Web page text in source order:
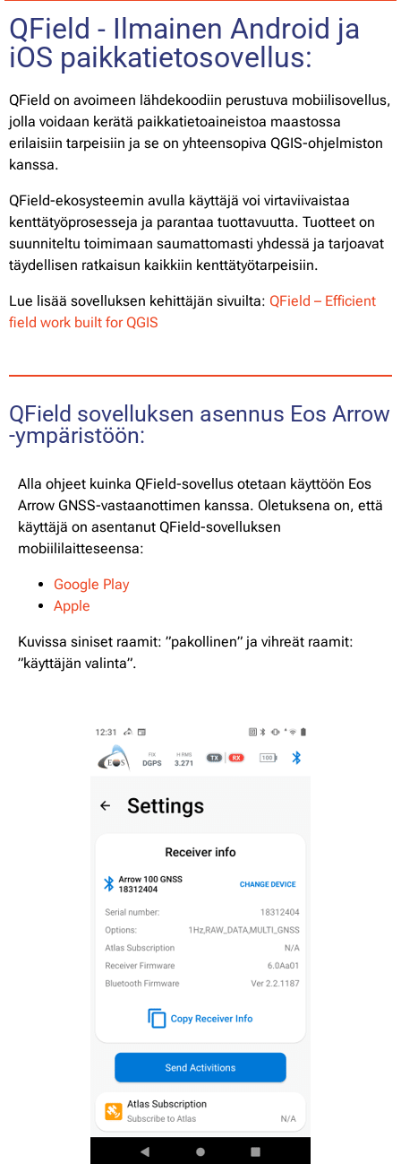
QField - Ilmainen Android ja
iOS paikkatietosovellus:
QField on avoimeen lähdekoodiin perustuva mobiilisovellus,
jolla voidaan kerätä paikkatietoaineistoa maastossa
erilaisiin tarpeisiin ja se on yhteensopiva QGIS-ohjelmiston
kanssa.
QField-ekosysteemin avulla käyttäjä voi virtaviivaistaa
kenttätyöprosesseja ja parantaa tuottavuutta. Tuotteet on
suunniteltu toimimaan saumattomasti yhdessä ja tarjoavat
täydellisen ratkaisun kaikkiin kenttätyötarpeisiin.
Lue lisää sovelluksen kehittäjän sivuilta: QField – Efficient
field work built for QGIS
QField sovelluksen asennus Eos Arrow
-ympäristöön:
Alla ohjeet kuinka QField-sovellus otetaan käyttöön Eos
Arrow GNSS-vastaanottimen kanssa. Oletuksena on, että
käyttäjä on asentanut QField-sovelluksen
mobiililaitteseensa:
Google Play
Apple
Kuvissa siniset raamit: ”pakollinen” ja vihreät raamit:
”käyttäjän valinta”.